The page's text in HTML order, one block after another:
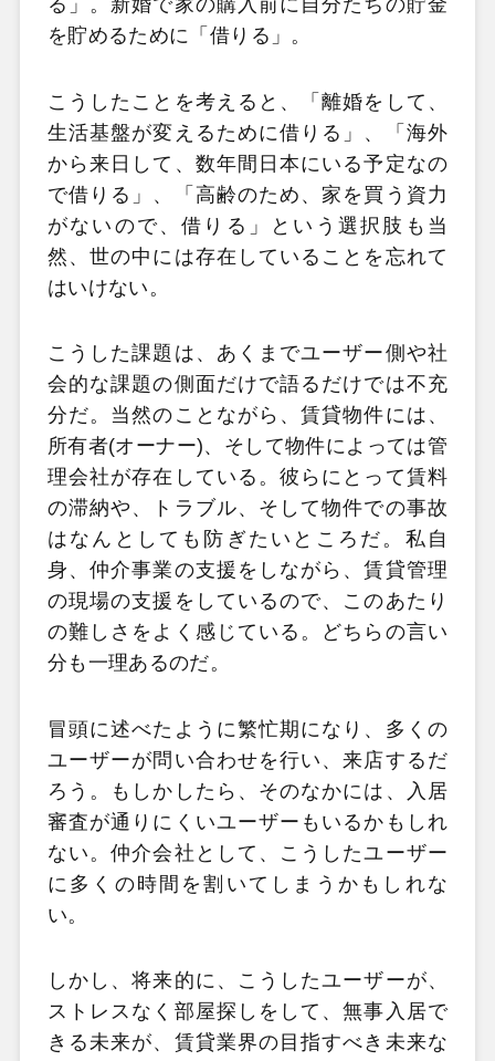
る」。新婚で家の購入前に自分たちの貯金
を貯めるために「借りる」。
こうしたことを考えると、「離婚をして、
生活基盤が変えるために借りる」、「海外
から来日して、数年間日本にいる予定なの
で借りる」、「高齢のため、家を買う資力
がないので、借りる」という選択肢も当
然、世の中には存在していることを忘れて
はいけない。
こうした課題は、あくまでユーザー側や社
会的な課題の側面だけで語るだけでは不充
分だ。当然のことながら、賃貸物件には、
所有者(オーナー)、そして物件によっては管
理会社が存在している。彼らにとって賃料
の滞納や、トラブル、そして物件での事故
はなんとしても防ぎたいところだ。私自
身、仲介事業の支援をしながら、賃貸管理
の現場の支援をしているので、このあたり
の難しさをよく感じている。どちらの言い
分も一理あるのだ。
冒頭に述べたように繁忙期になり、多くの
ユーザーが問い合わせを行い、来店するだ
ろう。もしかしたら、そのなかには、入居
審査が通りにくいユーザーもいるかもしれ
ない。仲介会社として、こうしたユーザー
に多くの時間を割いてしまうかもしれな
い。
しかし、将来的に、こうしたユーザーが、
ストレスなく部屋探しをして、無事入居で
きる未来が、賃貸業界の目指すべき未来な